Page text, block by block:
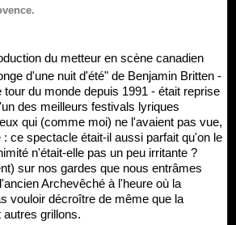
du metteur en scène canadien
d'une nuit d'été" de Benjamin Britten -
tour du monde depuis 1991 - était reprise
des meilleurs festivals lyriques
qui (comme moi) ne l'avaient pas vue,
: ce spectacle était-il aussi parfait qu'on le
n'était-elle pas un peu irritante ?
sur nos gardes que nous entrâmes
Archevêché à l'heure où la
vouloir décroître de même que la
grillons.